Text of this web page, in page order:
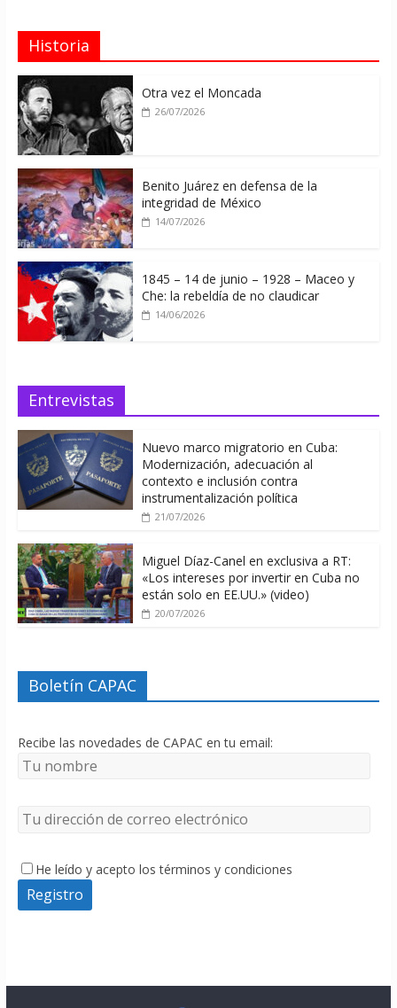
Historia
Otra vez el Moncada
26/07/2026
Benito Juárez en defensa de la
integridad de México
14/07/2026
1845 – 14 de junio – 1928 – Maceo y
Che: la rebeldía de no claudicar
14/06/2026
Entrevistas
Nuevo marco migratorio en Cuba:
Modernización, adecuación al
contexto e inclusión contra
instrumentalización política
21/07/2026
Miguel Díaz-Canel en exclusiva a RT:
«Los intereses por invertir en Cuba no
están solo en EE.UU.» (video)
20/07/2026
Boletín CAPAC
Recibe las novedades de CAPAC en tu email:
He leído y acepto los términos y condiciones